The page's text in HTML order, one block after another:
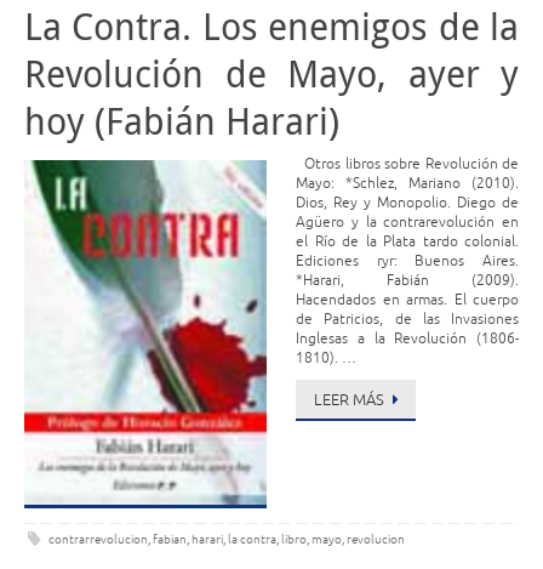
La Contra. Los enemigos de la
Revolución de Mayo, ayer y
hoy (Fabián Harari)
Otros libros sobre Revolución de
Mayo: *Schlez, Mariano (2010).
Dios, Rey y Monopolio. Diego de
Agüero y la contrarevolución en
el Río de la Plata tardo colonial.
Ediciones ryr: Buenos Aires.
*Harari, Fabián (2009).
Hacendados en armas. El cuerpo
de Patricios, de las Invasiones
Inglesas a la Revolución (1806-
1810). …
LEER MÁS
contrarrevolucion, fabian, harari,la contra,libro, mayo, revolucion